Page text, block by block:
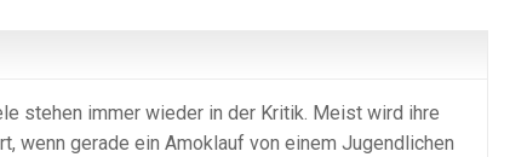
stehen immer wieder in der Kritik. Meist wird ihre
wenn gerade ein Amoklauf von einem Jugendlichen